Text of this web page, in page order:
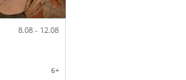
8.08 - 12.08
6+